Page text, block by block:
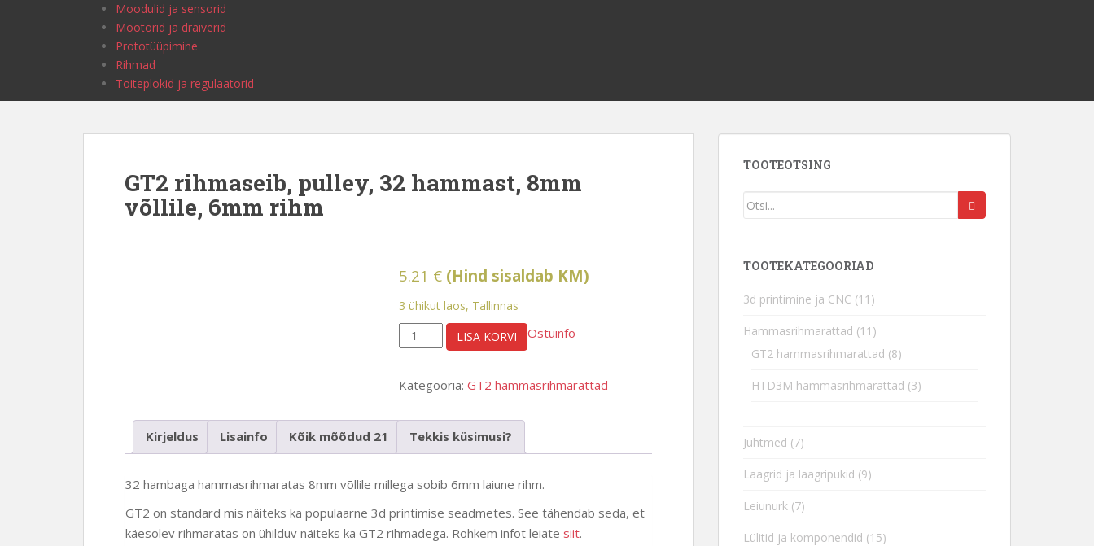
Moodulid ja sensorid
Mootorid ja draiverid
Prototüüpimine
Rihmad
Toiteplokid ja regulaatorid
GT2 rihmaseib, pulley, 32 hammast, 8mm
võllile, 6mm rihm
5.21 € (Hind sisaldab KM)
3 ühikut laos, Tallinnas
GT2
rihmaseib,
32
8mm
võllile,
rihm
kogus
LISA KORVI Ostuinfo
Kategooria: GT2 hammasrihmarattad
Kirjeldus Lisainfo Kõik mõõdud 21 Tekkis küsimusi?
32 hambaga hammasrihmaratas 8mm võllile millega sobib 6mm laiune rihm.
GT2 on standard mis näiteks ka populaarne 3d printimise seadmetes. See tähendab seda, et
käesolev rihmaratas on ühilduv näiteks ka GT2 rihmadega. Rohkem infot leiate siit.
TOOTEOTSING
TOOTEKATEGOORIAD
3d printimine ja CNC (11)
Hammasrihmarattad (11)
GT2 hammasrihmarattad (8)
HTD3M hammasrihmarattad (3)
Juhtmed (7)
Laagrid ja laagripukid (9)
Leiunurk (7)
Lülitid ja komponendid (15)